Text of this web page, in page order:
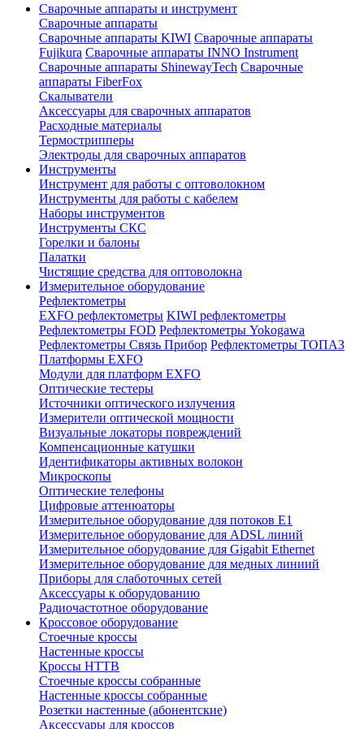
Сварочные аппараты и инструмент
Сварочные аппараты
Сварочные аппараты KIWI Сварочные аппараты
Fujikura Сварочные аппараты INNO Instrument
Сварочные аппараты ShinewayTech Cварочные
аппараты FiberFox
Скалыватели
Аксессуары для сварочных аппаратов
Расходные материалы
Термострипперы
Электроды для сварочных аппаратов
Инструменты
Инструмент для работы с оптоволокном
Инструменты для работы с кабелем
Наборы инструментов
Инструменты СКС
Горелки и балоны
Палатки
Чистящие средства для оптоволокна
Измерительное оборудование
Рефлектометры
EXFO рефлектометры KIWI рефлектометры
Рефлектометры FOD Рефлектометры Yokogawa
Рефлектометры Связь Прибор Рефлектометры ТОПАЗ
Платформы EXFO
Модули для платформ EXFO
Оптические тестеры
Источники оптического излучения
Измерители оптической мощности
Визуальные локаторы повреждений
Компенсационные катушки
Идентификаторы активных волокон
Микроскопы
Оптические телефоны
Цифровые аттенюаторы
Измерительное оборудование для потоков Е1
Измерительное оборудование для ADSL линий
Измерительное оборудование для Gigabit Ethernet
Измерительное оборудование для медных линиий
Приборы для слаботочных сетей
Аксессуары к оборудованию
Радиочастотное оборудование
Кроссовое оборудование
Стоечные кроссы
Настенные кроссы
Кроссы HTTB
Стоечные кроссы собранные
Настенные кроссы собранные
Розетки настенные (абонентские)
Аксессуары для кроссов